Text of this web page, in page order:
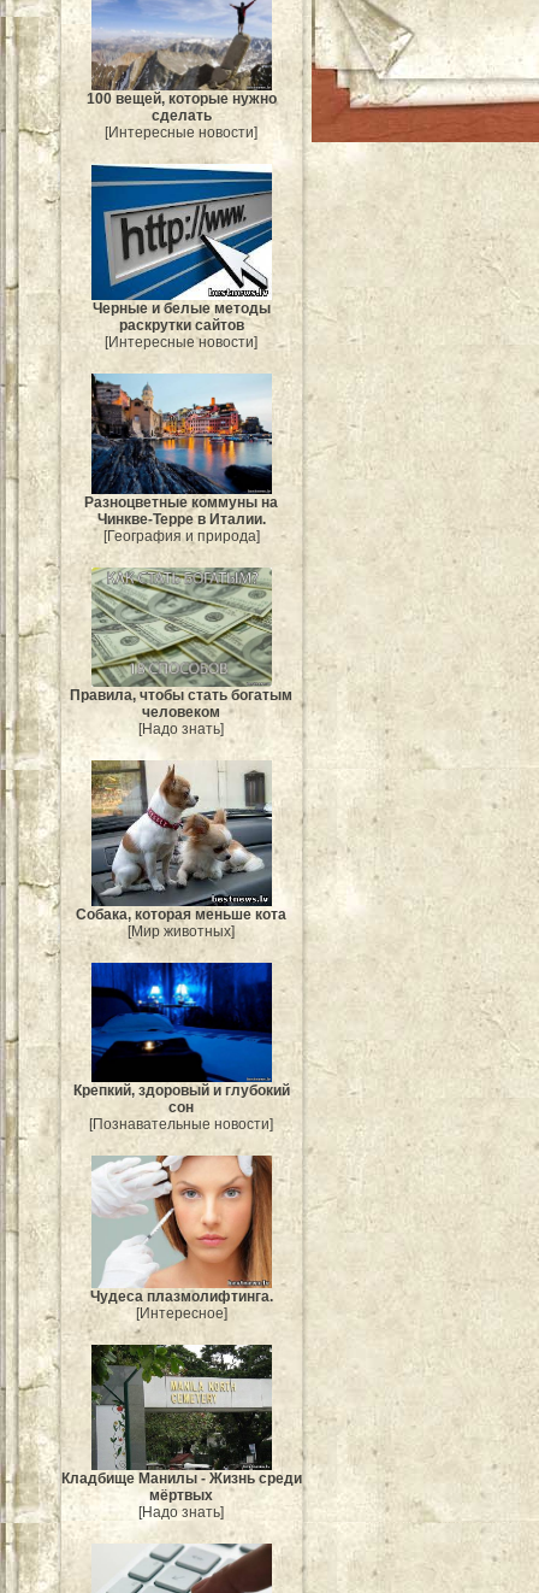
100 вещей, которые нужно
сделать
[Интересные новости]
Черные и белые методы
раскрутки сайтов
[Интересные новости]
Разноцветные коммуны на
Чинкве-Терре в Италии.
[География и природа]
Правила, чтобы стать богатым
человеком
[Надо знать]
Собака, которая меньше кота
[Мир животных]
Крепкий, здоровый и глубокий
сон
[Познавательные новости]
Чудеса плазмолифтинга.
[Интересное]
Кладбище Манилы - Жизнь среди
мёртвых
[Надо знать]